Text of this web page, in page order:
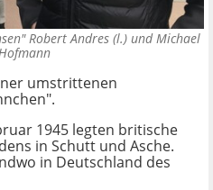
Robert Andres (l.) und Michael
umstrittenen
1945 legten britische
in Schutt und Asche.
in Deutschland des